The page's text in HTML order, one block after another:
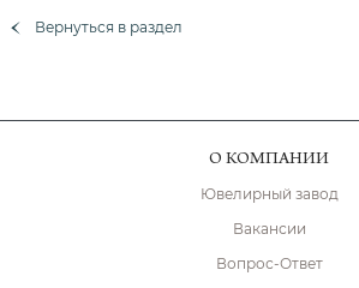
Вернуться в раздел
О КОМПАНИИ
Ювелирный завод
Вакансии
Вопрос-Ответ